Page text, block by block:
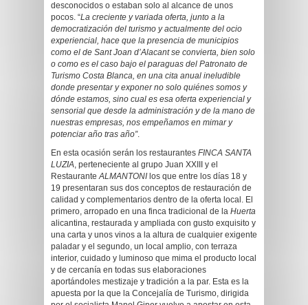
desconocidos o estaban solo al alcance de unos
pocos. “La creciente y variada oferta, junto a la
democratización del turismo y actualmente del ocio
experiencial, hace que la presencia de municipios
como el de Sant Joan d’Alacant se convierta, bien solo
o como es el caso bajo el paraguas del Patronato de
Turismo Costa Blanca, en una cita anual ineludible
donde presentar y exponer no solo quiénes somos y
dónde estamos, sino cual es esa oferta experiencial y
sensorial que desde la administración y de la mano de
nuestras empresas, nos empeñamos en mimar y
potenciar año tras año”.
En esta ocasión serán los restaurantes FINCA SANTA
LUZIA, perteneciente al grupo Juan XXIII y el
RestauranteALMANTONI los que entre los días 18 y
19 presentaran sus dos conceptos de restauración de
calidad y complementarios dentro de la oferta local. El
primero, arropado en una finca tradicional de la Huerta
alicantina, restaurada y ampliada con gusto exquisito y
una carta y unos vinos a la altura de cualquier exigente
paladar y el segundo, un local amplio, con terraza
interior, cuidado y luminoso que mima el producto local
y de cercanía en todas sus elaboraciones
aportándoles mestizaje y tradición a la par. Esta es la
apuesta por la que la Concejalía de Turismo, dirigida